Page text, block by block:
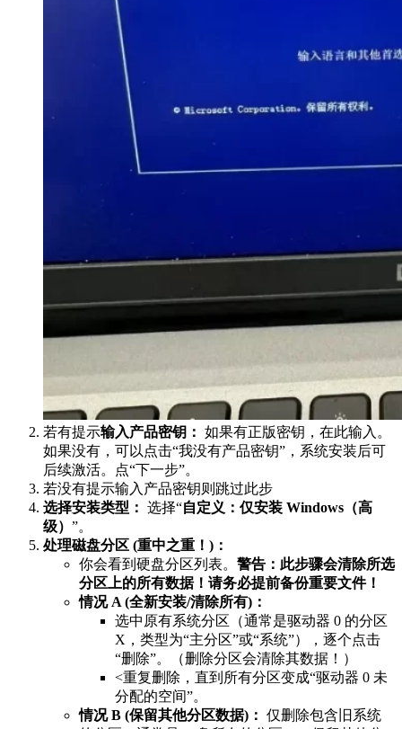
若有提示输入产品密钥： 如果有正版密钥，在此输入。
如果没有，可以点击“我没有产品密钥”，系统安装后可
后续激活。点“下一步”。
若没有提示输入产品密钥则跳过此步
选择安装类型： 选择“自定义：仅安装 Windows（高
级） ”。
处理磁盘分区 (重中之重！)：
你会看到硬盘分区列表。 警告：此步骤会清除所选
分区上的所有数据！请务必提前备份重要文件！
情况 A (全新安装/清除所有)：
选中原有系统分区（通常是驱动器 0 的分区
X，类型为“主分区”或“系统”），逐个点击
“删除”。（删除分区会清除其数据！）
<重复删除，直到所有分区变成“驱动器 0 未
分配的空间”。
情况 B (保留其他分区数据)： 仅删除包含旧系统